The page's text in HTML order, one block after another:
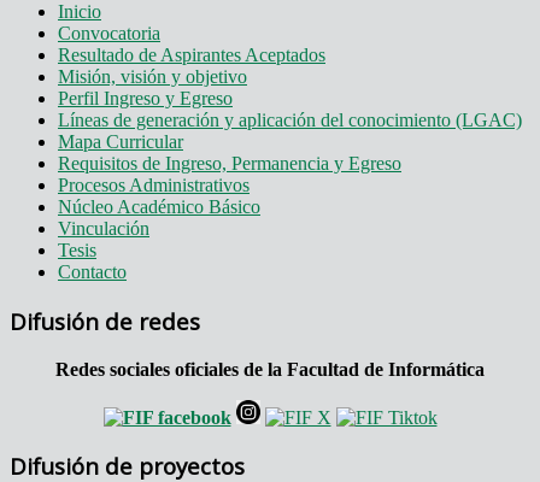
Inicio
Convocatoria
Resultado de Aspirantes Aceptados
Misión, visión y objetivo
Perfil Ingreso y Egreso
Líneas de generación y aplicación del conocimiento (LGAC)
Mapa Curricular
Requisitos de Ingreso, Permanencia y Egreso
Procesos Administrativos
Núcleo Académico Básico
Vinculación
Tesis
Contacto
Difusión de redes
Redes sociales oficiales de la Facultad de Informática
Difusión de proyectos